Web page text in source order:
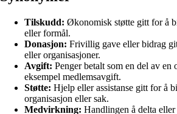
Tilskudd: Økonomisk støtte gitt for å
eller formål.
Donasjon: Frivillig gave eller bidrag
eller organisasjoner.
Avgift: Penger betalt som en del av en
eksempel medlemsavgift.
Støtte: Hjelp eller assistanse gitt for å
organisasjon eller sak.
Medvirkning: Handlingen å delta